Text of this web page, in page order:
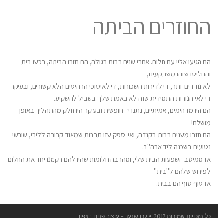
החוזרים הביתה
הם הגיעו אליי עם חלום. אחרי שנים רבות בגולה, הם חזרו הביתה, רכשו בית
והחליטו שזהו משתקעים,
לא נודדים יותר, די לדירות השכורות, די לאיסופי הרהיטים הלא קשורים, ובעיקר
די לאי הנוחות התמידית שזה לא באמת שלך בשביל להשקיע.
הם היו מדהימים, אמיתיים, נתנו יד חופשית ובעיקר היו חלק מהתהליך באופן
מושלם!
הם חזרו משנים רבות בקנדה, ואין ספק שזו תרבות שמאוד קרובה לליבי, שורשי
נטועים בשכנה ליד ארה"ב.
אז ממיטב השפעות הבית שלי, ומהרבה חלומות שהיו להם רקמנו יחד את החלום
לפירוש שלהם ל"בית"
אז סוף סוף הם בבית.
כל הזכויות שמורות 2017 • קרן שנער - עיצוב פנים בצפון